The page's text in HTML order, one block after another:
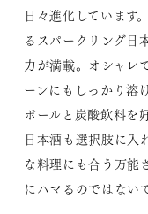
日々進化しています
るスパークリング日
力が満載。オシャレ
ーンにもしっかり溶
ボールと炭酸飲料を
日本酒も選択肢に入
な料理にも合う万能
にハマるのではない